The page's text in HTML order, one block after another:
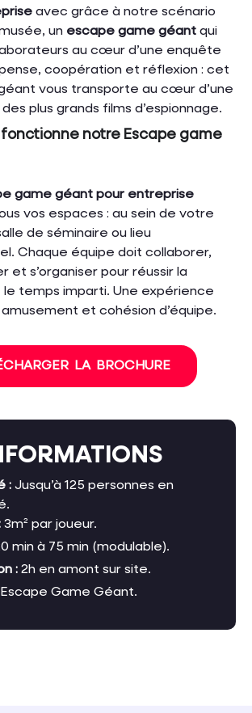
avec grâce à notre scénario
un escape game géant qui
au cœur d’une enquête
coopération et réflexion : cet
vous transporte au cœur d’une
plus grands films d’espionnage.
notre Escape game
game géant pour entreprise
vos espaces : au sein de votre
de séminaire ou lieu
Chaque équipe doit collaborer,
et s’organiser pour réussir la
le temps imparti. Une expérience
et cohésion d’équipe.
LA BROCHURE
: Jusqu’à 125 personnes en
3m² par joueur.
min à 75 min (modulable).
:2h en amont sur site.
Game Géant.